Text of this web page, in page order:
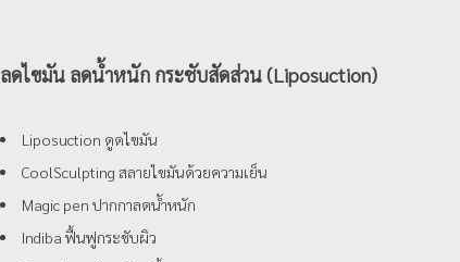
ลดไขมัน ลดน้ำหนัก กระชับสัดส่วน (Liposuction)
Liposuction ดูดไขมัน
CoolSculpting สลายไขมันด้วยความเย็น
Magic pen ปากกาลดน้ำหนัก
Indiba ฟื้นฟูกระชับผิว